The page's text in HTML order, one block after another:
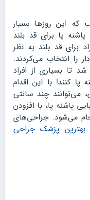
این روزها بسیار
پا برای قد بلند
برای قد بلند به نظر
را انتخاب می‌کردند.
تا بسیاری از افراد
پا کنند! با این اقدام
چند سانتی
پاشنه پا، با افزودن
می‌شود. جراحی‌های
بهترین پزشک جراحی